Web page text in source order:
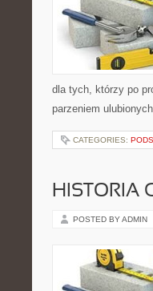
dla tych, którzy po
parzeniem
CATEGORIES:
HISTORIA
POSTED BY ADMIN